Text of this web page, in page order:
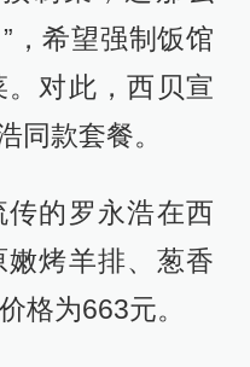
，希望强制饭馆
对此，西贝宣
同款套餐。
的罗永浩在西
嫩烤羊排、葱香
格为663元。